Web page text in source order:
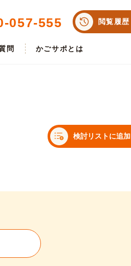
057-555 閲覧履歴
問 かごサポとは
検討リストに追加